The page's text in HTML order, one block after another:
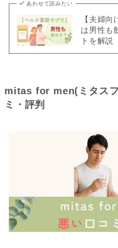
あわせて読みたい
【夫婦
は男性も
トを解説
mitas for men(ミタス
ミ・評判